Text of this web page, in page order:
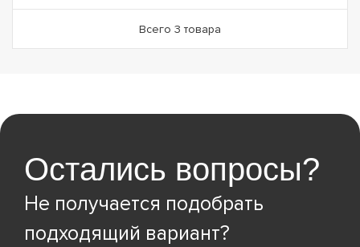
Всего 3 товара
Остались вопросы?
Не получается подобрать
подходящий вариант?